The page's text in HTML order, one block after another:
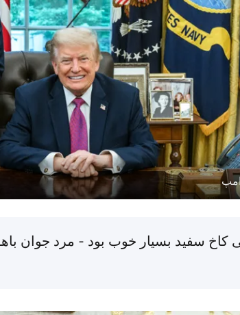
کاخ سفید بسیار خوب بود - مرد جوان